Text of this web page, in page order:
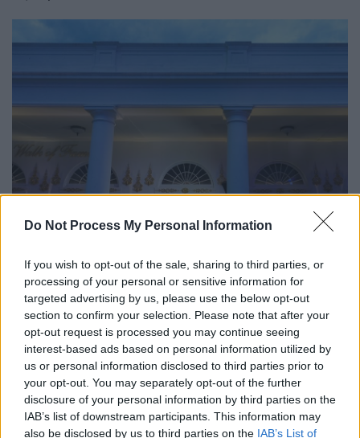
Do Not Process My Personal Information
If you wish to opt-out of the sale, sharing to third parties, or
processing of your personal or sensitive information for
targeted advertising by us, please use the below opt-out
section to confirm your selection. Please note that after your
opt-out request is processed you may continue seeing
interest-based ads based on personal information utilized by
us or personal information disclosed to third parties prior to
your opt-out. You may separately opt-out of the further
disclosure of your personal information by third parties on the
IAB’s list of downstream participants. This information may
also be disclosed by us to third parties on the IAB’s List of
Ντόναλντ Τραμπ - Ντάνα Γουάιτ (AP Photo/Julia Demaree
Nikhinson)
Ποιος φέρεται να ήταν ο στόχος της
επίθεσης
Σύμφωνα με τηνNew York Post, το FBI
πληροφορήθηκε το σχέδιο στις 10 Ιουνίου
και εκτέλεσε ένταλμα έρευνας στο
Σινσινάτι, όπου πραγματοποιήθηκε και η
πρώτη σύλληψη. Ορισμένοι από τους